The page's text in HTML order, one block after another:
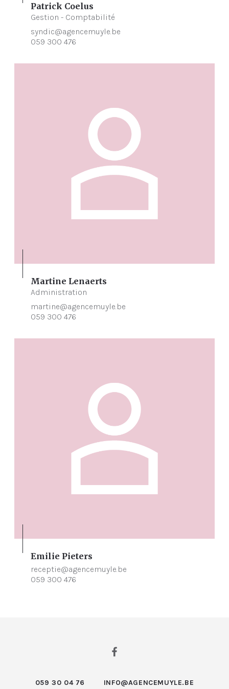
Patrick Coelus
Gestion - Comptabilité
syndic@agencemuyle.be
059 300 476
Martine Lenaerts
Administration
martine@agencemuyle.be
059 300 476
Emilie Pieters
receptie@agencemuyle.be
059 300 476
059 30 04 76 INFO@AGENCEMUYLE.BE